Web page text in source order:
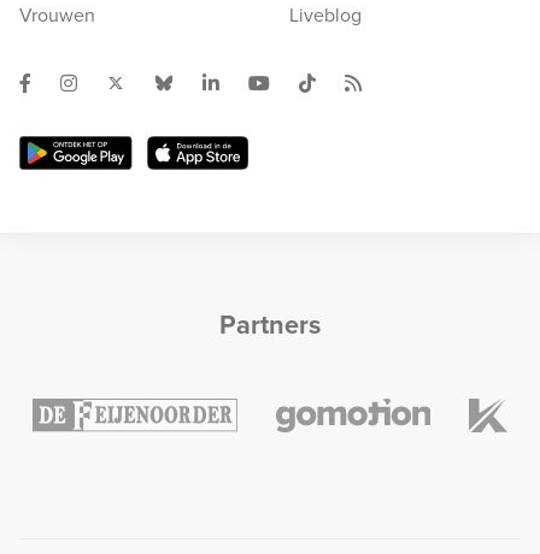
Vrouwen
Liveblog
Partners